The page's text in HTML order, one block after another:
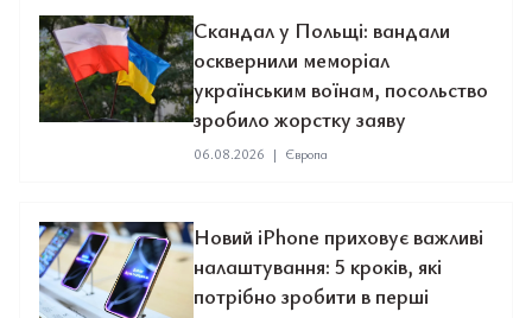
Скандал у Польщі: вандали
осквернили меморіал
українським воїнам, посольство
зробило жорстку заяву
06.08.2026 | Європа
Новий iPhone приховує важливі
налаштування: 5 кроків, які
потрібно зробити в перші